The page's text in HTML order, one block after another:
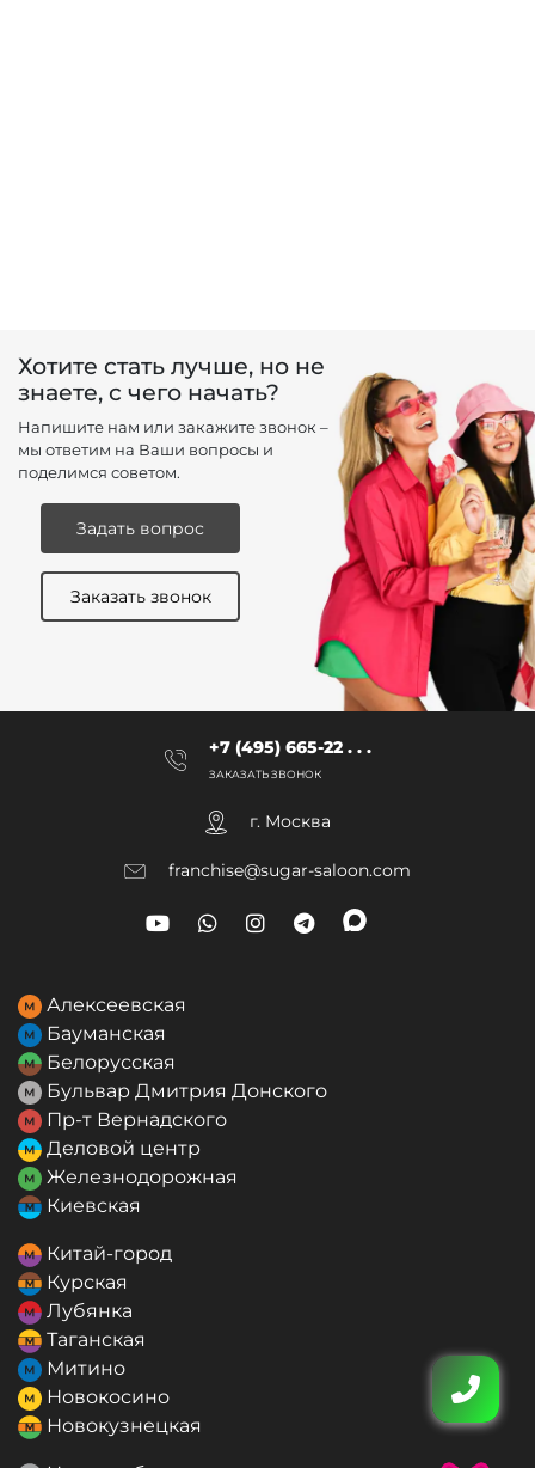
Хотите стать лучше, но не
знаете, с чего начать?
Напишите нам или закажите звонок –
мы ответим на Ваши вопросы и
поделимся советом.
Задать вопрос
Заказать звонок
+7 (495) 665-22 . . .
ЗАКАЗАТЬ ЗВОНОК
г. Москва
franchise@sugar-saloon.com
Алексеевская
Бауманская
Белорусская
Бульвар Дмитрия Донского
Пр-т Вернадского
Деловой центр
Железнодорожная
Киевская
Китай-город
Курская
Лубянка
Таганская
Митино
Новокосино
Новокузнецкая